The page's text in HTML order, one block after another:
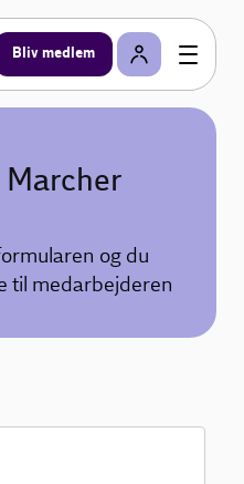
Bliv medlem
og du
til medarbejderen